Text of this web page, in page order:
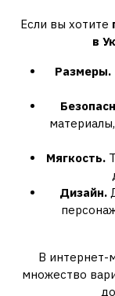
Если вы хотите
в
Размеры.
Мягкость.
Дизайн.
В интернет-
множество